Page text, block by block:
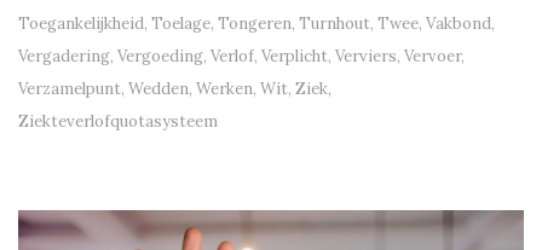
Toegankelijkheid, Toelage, Tongeren, Turnhout, Twee, Vakbond,
Vergadering, Vergoeding, Verlof, Verplicht, Verviers, Vervoer,
Verzamelpunt, Wedden, Werken, Wit, Ziek,
Ziekteverlofquotasysteem